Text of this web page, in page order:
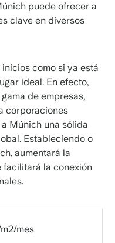
puede ofrecer a
clave en diversos
como si ya está
ideal. En efecto,
de empresas,
corporaciones
Múnich una sólida
Estableciendo o
aumentará la
facilitará la conexión
mes